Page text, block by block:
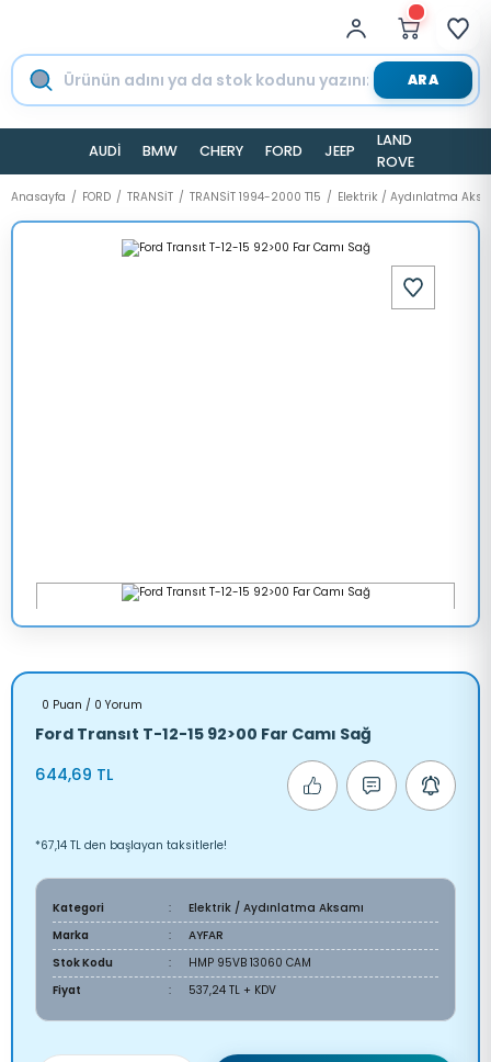
ARA
AUDİ BMW CHERY FORD JEEP
LAND
ROVER
Anasayfa FORD TRANSİT TRANSİT 1994-2000 T15 Elektrik / Aydınlatma
0 Puan / 0 Yorum
Ford Transıt T-12-15 92>00 Far Camı Sağ
644,69 TL
*67,14 TL den başlayan taksitlerle!
Kategori
Elektrik / Aydınlatma Aksamı
Marka
AYFAR
Stok Kodu
HMP 95VB 13060 CAM
Fiyat
537,24 TL + KDV